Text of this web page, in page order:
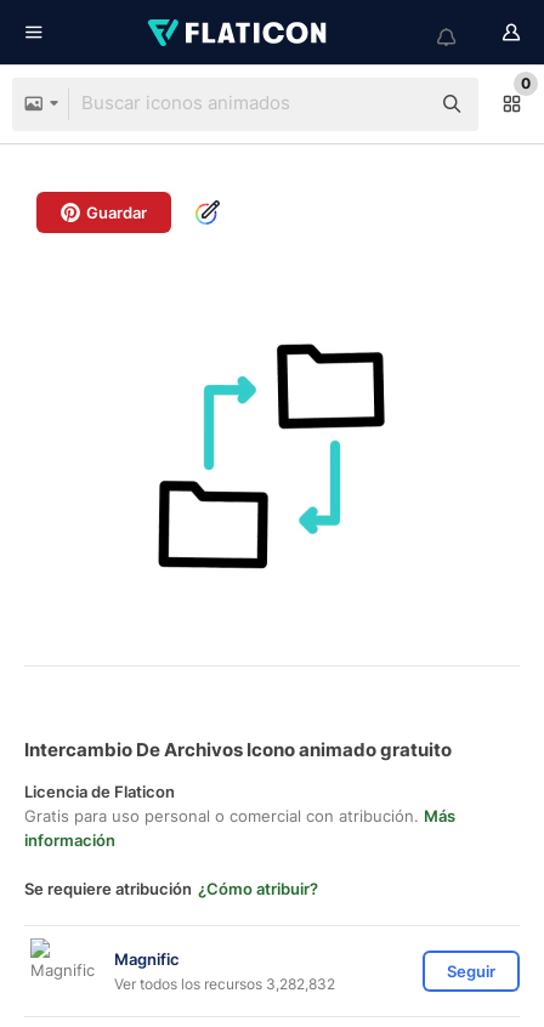
0
Guardar
Intercambio De Archivos Icono animado gratuito
Licencia de Flaticon
Gratis para uso personal o comercial con atribución. Más
información
Se requiere atribución ¿Cómo atribuir?
Magnific
Ver todos los recursos 3,282,832
Seguir